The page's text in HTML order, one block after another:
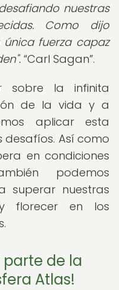
nuestras
Como dijo
única fuerza capaz
Carl Sagan .
sobre la infinita
de la vida y a
aplicar esta
desafíos. Así como
en condiciones
podemos
superar nuestras
florecer en los
parte de la
Atlas!